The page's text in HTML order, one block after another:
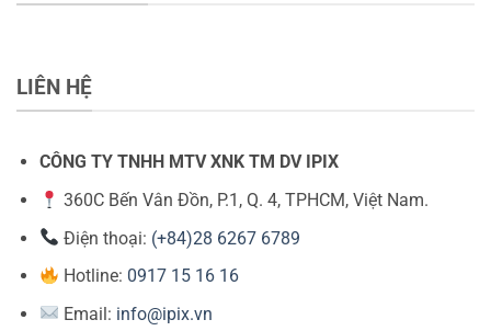
LIÊN HỆ
CÔNG TY TNHH MTV XNK TM DV IPIX
360C Bến Vân Đồn, P.1, Q. 4, TPHCM, Việt Nam.
Điện thoại: (+84)28 6267 6789
Hotline: 0917 15 16 16
Email: info@ipix.vn